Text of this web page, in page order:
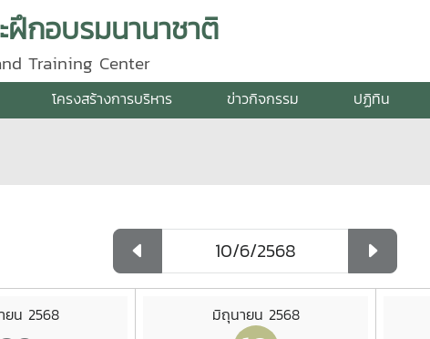
กอบรมนานาชาติ
Training Center
โครงสร้างการบริหาร ข่าวกิจกรรม ปฏิทิน
ยน 2568 มิถุนายน 2568